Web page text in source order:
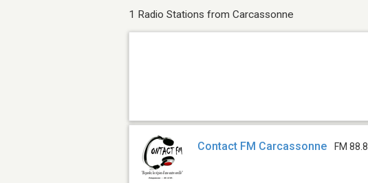
1 Radio Stations from Carcassonne
Contact FM Carcassonne FM 88.8